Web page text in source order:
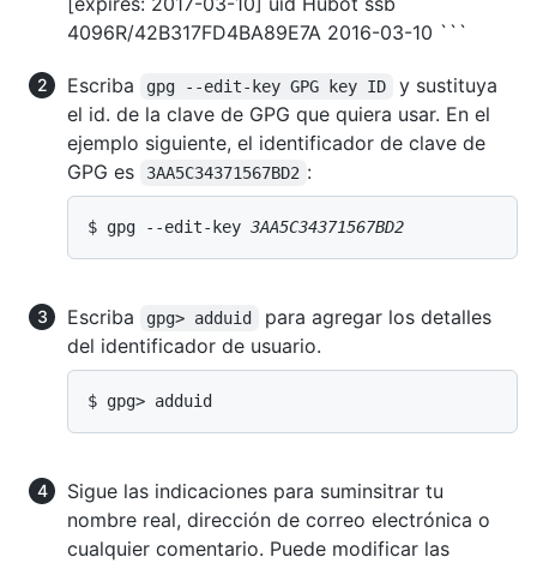
4096R/42B317FD4BA89E7A 2016-03-10 ```
Escriba gpg --edit-key GPG key ID
y sustituya
el id. de la clave de GPG que quiera usar. En el
ejemplo siguiente, el identificador de clave de
GPG es
3AA5C34371567BD2 :
$ gpg --edit-key 3AA5C34371567BD2
Escriba gpg> adduid
para agregar los detalles
del identificador de usuario.
$ gpg> adduid
Sigue las indicaciones para suminsitrar tu
nombre real, dirección de correo electrónica o
cualquier comentario. Puede modificar las